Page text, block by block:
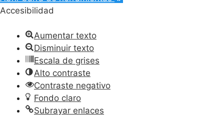
Accesibilidad
Aumentar texto
Disminuir texto
Escala de grises
Alto contraste
Contraste negativo
Fondo claro
Subrayar enlaces